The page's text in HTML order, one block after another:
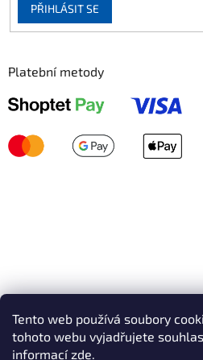
Tento web používá soubory
tohoto webu vyjadřujete
informací zde.
PŘIHLÁSIT SE
Platební metody